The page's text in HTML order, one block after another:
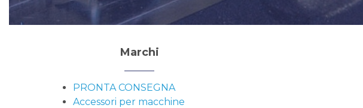
Marchi
PRONTA CONSEGNA
Accessori per macchine